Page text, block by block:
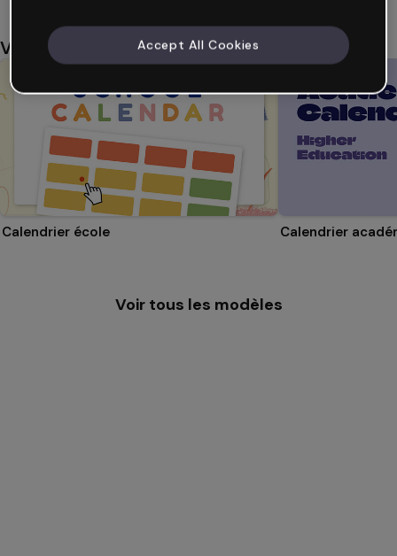
Vous aimerez aussi
Calendrier école
Voir tous les modèles
Accept All Cookies